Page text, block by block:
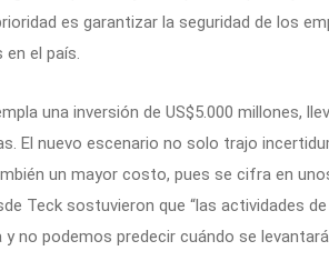
es garantizar la seguridad de los
el país.
una inversión de US$5.000 millones,
El nuevo escenario no solo trajo
un mayor costo, pues se cifra en
Teck sostuvieron que “las actividades
y no podemos predecir cuándo se